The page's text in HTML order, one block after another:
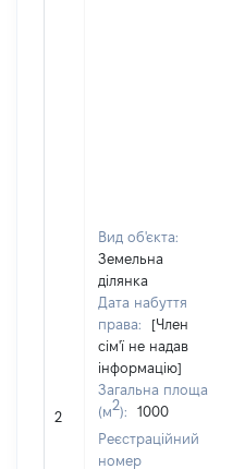
2
Вид об'єкта:
Земельна
ділянка
Дата набуття
права:
[Член
сім'ї не надав
інформацію]
Загальна площа
(м2):
1000
Реєстраційний
номер